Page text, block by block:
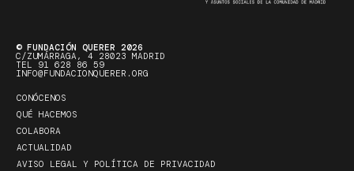
© FUNDACIÓN QUERER 2026
C/ZUMÁRRAGA, 4 28023 MADRID
TEL 91 628 86 59
INFO@FUNDACIONQUERER.ORG
CONÓCENOS
QUÉ HACEMOS
COLABORA
ACTUALIDAD
AVISO LEGAL Y POLÍTICA DE PRIVACIDAD